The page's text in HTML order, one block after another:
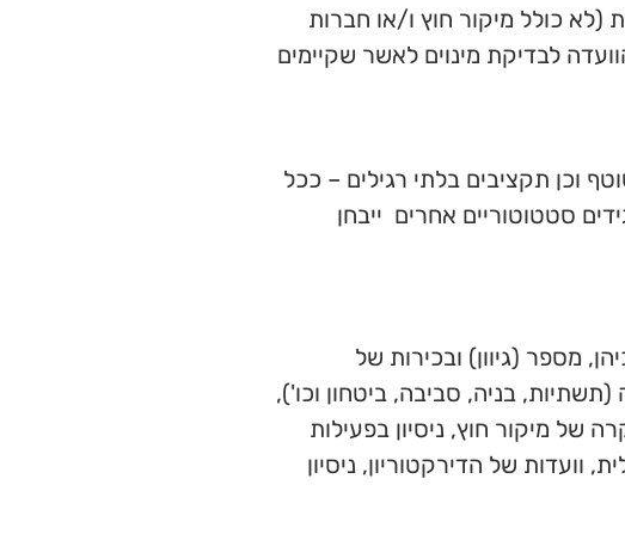
הינו 50 מלש"ח ₪ לפחות ומונה 15 עובדים לפחות (לא כולל מיקור חוץ ו/או חברות
לבדיקת מינוים לאשר שקיימים
וכן תקציבים בלתי רגילים – ככל
סטטוטוריים אחרים ייבחן
מספר (גיוון) ובכירות של
בניה, סביבה, ביטחון וכו'),
של מיקור חוץ, ניסיון בפעילות
וועדות של הדירקטוריון, ניסיון